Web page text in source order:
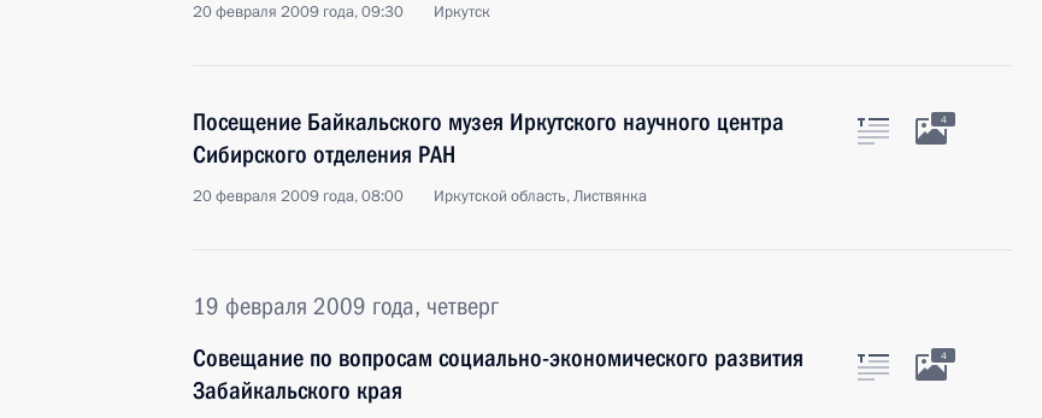
20 февраля 2009 года, 09:30 Иркутск
Посещение Байкальского музея Иркутского научного центра
Сибирского отделения РАН
20 февраля 2009 года, 08:00 Иркутской область, Листвянка
4
19 февраля 2009 года, четверг
Совещание по вопросам социально-экономического развития
Забайкальского края
4